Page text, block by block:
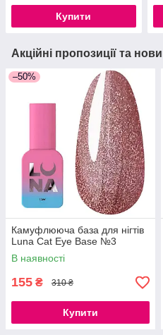
Купити
Акційні пропозиції та
–50%
Камуфлююча база для нігтів
Luna Cat Eye Base №3
В наявності
155 ₴ 310 ₴
Купити